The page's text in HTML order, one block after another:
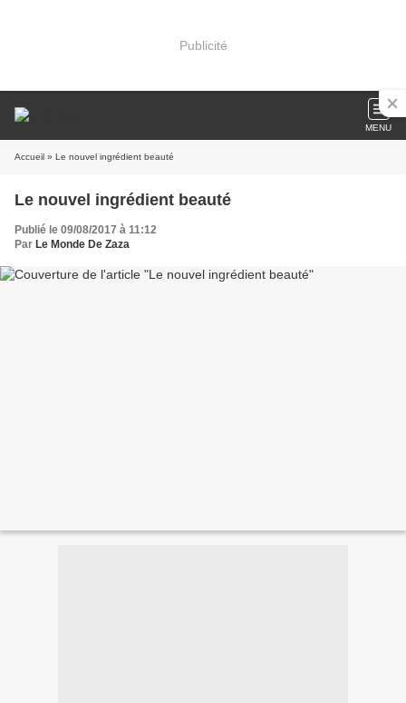
Publicité
MENU
Accueil » Le nouvel ingrédient beauté
Le nouvel ingrédient beauté
Publié le 09/08/2017 à 11:12
Par Le Monde De Zaza